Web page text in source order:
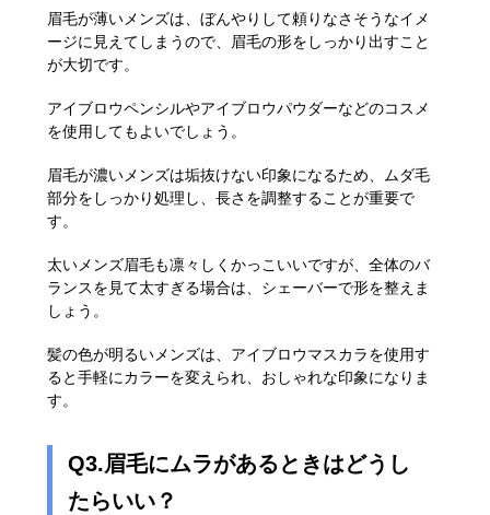
眉毛が薄いメンズは、ぼんやりして頼りなさそうなイメ
ージに見えてしまうので、眉毛の形をしっかり出すこと
が大切です。
アイブロウペンシルやアイブロウパウダーなどのコスメ
を使用してもよいでしょう。
眉毛が濃いメンズは垢抜けない印象になるため、ムダ毛
部分をしっかり処理し、長さを調整することが重要で
す。
太いメンズ眉毛も凛々しくかっこいいですが、全体のバ
ランスを見て太すぎる場合は、シェーバーで形を整えま
しょう。
髪の色が明るいメンズは、アイブロウマスカラを使用す
ると手軽にカラーを変えられ、おしゃれな印象になりま
す。
Q3.眉毛にムラがあるときはどうし
たらいい？